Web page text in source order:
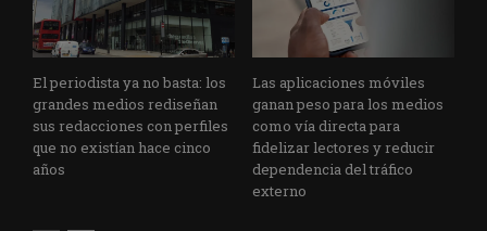
El periodista ya no basta: los
grandes medios rediseñan
sus redacciones con perfiles
que no existían hace cinco
años
Las aplicaciones móviles
ganan peso para los medios
como vía directa para
fidelizar lectores y reducir
dependencia del tráfico
externo